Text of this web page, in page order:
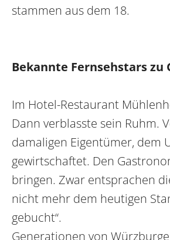
stammen aus dem 18.
Bekannte Fernsehstars zu
Im Hotel-Restaurant
Dann verblasste sein Ruhm.
damaligen Eigentümer, dem
gewirtschaftet. Den
bringen. Zwar entsprachen
nicht mehr dem heutigen
gebucht“.
Generationen von